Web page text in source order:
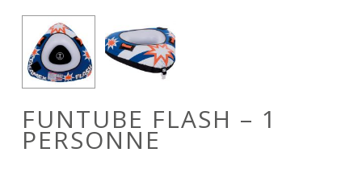
FUNTUBE FLASH – 1
PERSONNE